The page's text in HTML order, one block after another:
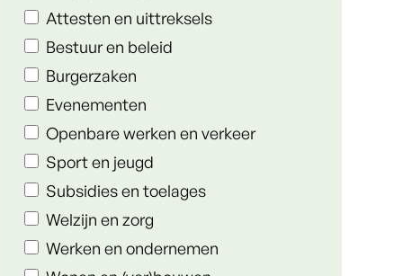
Attesten en uittreksels
Bestuur en beleid
Burgerzaken
Evenementen
Openbare werken en verkeer
Sport en jeugd
Subsidies en toelages
Welzijn en zorg
Werken en ondernemen